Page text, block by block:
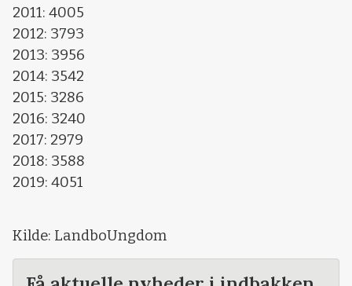
2011: 4005
2012: 3793
2013: 3956
2014: 3542
2015: 3286
2016: 3240
2017: 2979
2018: 3588
2019: 4051
Kilde: LandboUngdom